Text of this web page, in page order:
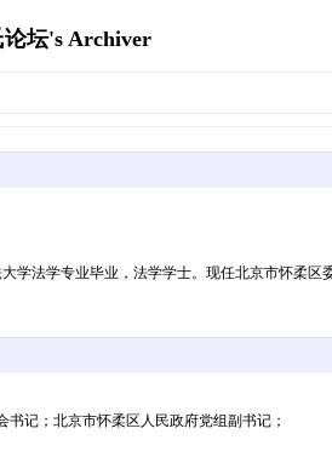
论坛's Archiver
法学专业毕业，法学学士。现任北京市怀柔
记；北京市怀柔区人民政府党组副书记；